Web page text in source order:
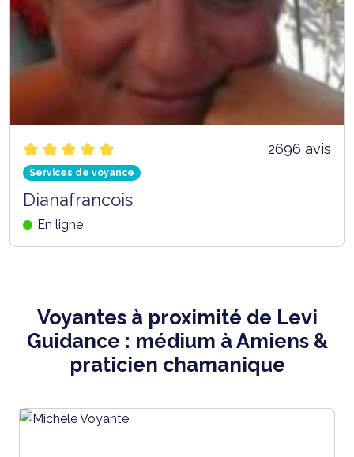
2696 avis
Services de voyance
Dianafrancois
En ligne
Voyantes à proximité de Levi
Guidance : médium à Amiens &
praticien chamanique